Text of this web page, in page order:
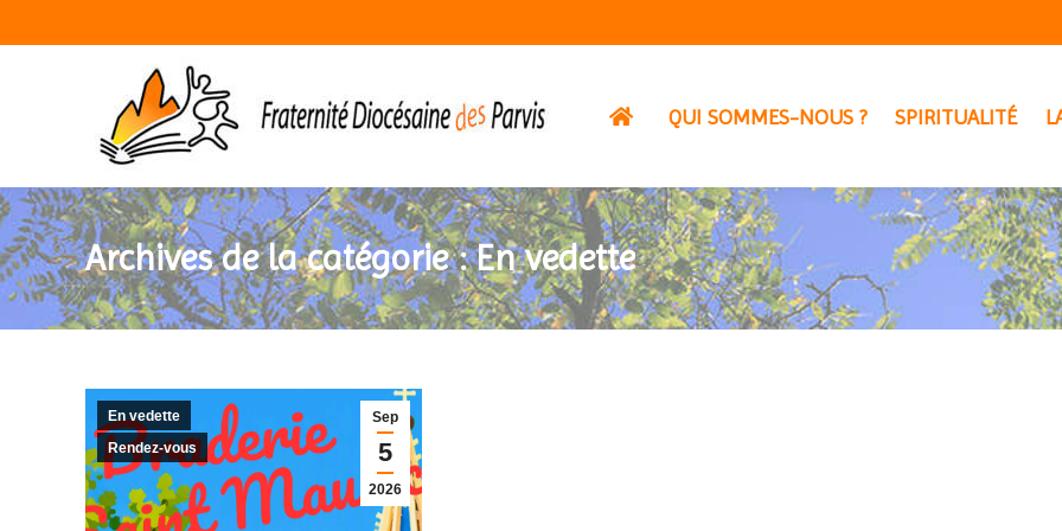
QUI SOMMES-NOUS ? SPIRITUALITÉ
Archives de la catégorie :En vedette
Sep
5
2026
En vedette
Rendez-vous